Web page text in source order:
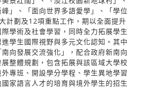
峰」、「面向世界多語愛學」、「學位
計劃及12項重點工作，期以全面提升
學術及社會學習，同時全力拓展學生
學生國際視野與多元文化認知。其中
向發展交流強化」，配合政府新南向
整體規劃，包含拓展與該區域大學校
專班、開設學分學程、學生異地學習
家語言人才的培育與境外學生的招生